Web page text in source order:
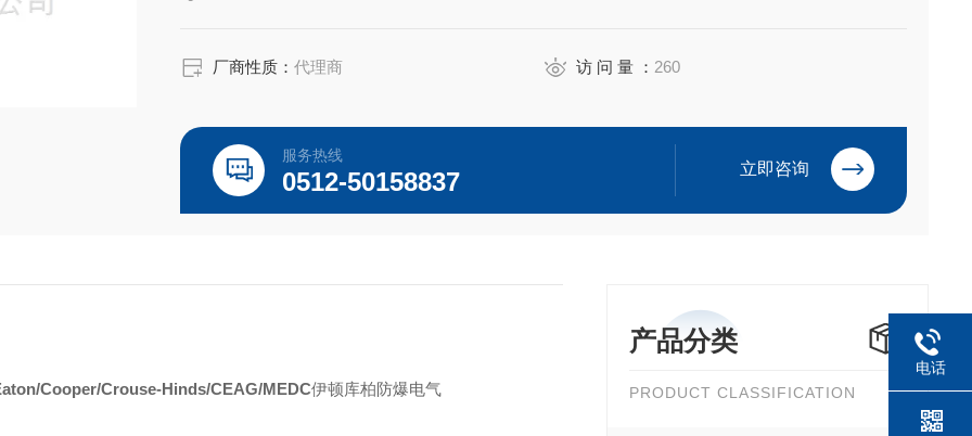
厂商性质：代理商 访 问 量 ： 260
服务热线
0512-50158837 立即咨询
产品分类
PRODUCT CLASSIFICATION
Cooper/Crouse-Hinds/CEAG/MEDC伊顿库柏防爆电气
电话